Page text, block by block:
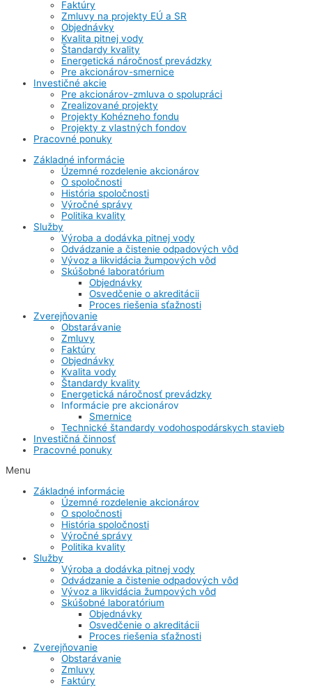
Faktúry
Zmluvy na projekty EÚ a SR
Objednávky
Kvalita pitnej vody
Štandardy kvality
Energetická náročnosť prevádzky
Pre akcionárov-smernice
Investičné akcie
Pre akcionárov-zmluva o spolupráci
Zrealizované projekty
Projekty Kohézneho fondu
Projekty z vlastných fondov
Pracovné ponuky
Základné informácie
Územné rozdelenie akcionárov
O spoločnosti
História spoločnosti
Výročné správy
Politika kvality
Služby
Výroba a dodávka pitnej vody
Odvádzanie a čistenie odpadových vôd
Vývoz a likvidácia žumpových vôd
Skúšobné laboratórium
Objednávky
Osvedčenie o akreditácii
Proces riešenia sťažnosti
Zverejňovanie
Obstarávanie
Zmluvy
Faktúry
Objednávky
Kvalita vody
Štandardy kvality
Energetická náročnosť prevádzky
Informácie pre akcionárov
Smernice
Technické štandardy vodohospodárskych stavieb
Investičná činnosť
Pracovné ponuky
Menu
Základné informácie
Územné rozdelenie akcionárov
O spoločnosti
História spoločnosti
Výročné správy
Politika kvality
Služby
Výroba a dodávka pitnej vody
Odvádzanie a čistenie odpadových vôd
Vývoz a likvidácia žumpových vôd
Skúšobné laboratórium
Objednávky
Osvedčenie o akreditácii
Proces riešenia sťažnosti
Zverejňovanie
Obstarávanie
Zmluvy
Faktúry